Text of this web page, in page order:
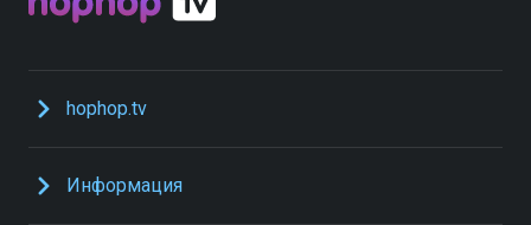
hophop.tv
Информация